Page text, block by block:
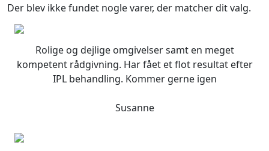
Der blev ikke fundet nogle varer, der matcher dit valg.
Rolige og dejlige omgivelser samt en meget
kompetent rådgivning. Har fået et flot resultat efter
IPL behandling. Kommer gerne igen
Susanne